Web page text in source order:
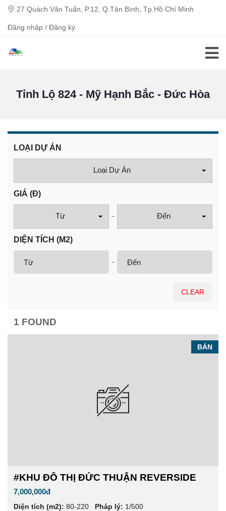
27 Quách Văn Tuấn, P.12, Q.Tân Bình, Tp.Hồ Chí Minh
Đăng nhập / Đăng ký
Tỉnh Lộ 824 - Mỹ Hạnh Bắc - Đức Hòa
LOẠI DỰ ÁN
Loại Dự Án
GIÁ (Đ)
Từ Đến
DIỆN TÍCH (M2)
CLEAR
1 FOUND
BÁN
#KHU ĐÔ THỊ ĐỨC THUẬN REVERSIDE
7,000,000đ
Diện tích (m2): 80-220 Pháp lý: 1/500